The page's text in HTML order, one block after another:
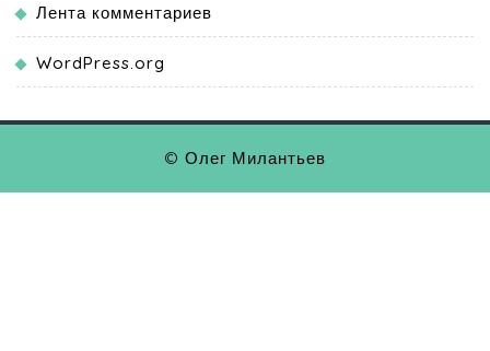
Лента комментариев
WordPress.org
© Олег Милантьев